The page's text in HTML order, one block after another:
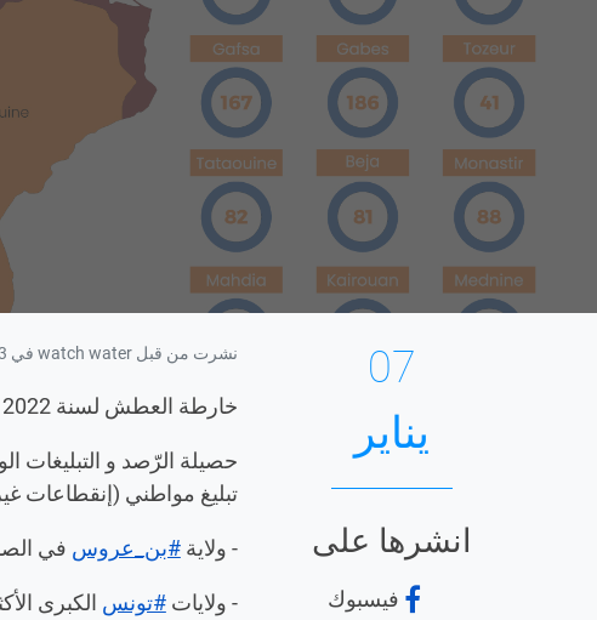
07
يناير
انشرها على
فيسبوك
نشرت من قبل watch water في 07/01/2023 - 3:30 م
خارطة العطش لسنة 2022
حصيلة الرّصد و التبليغات
تبليغ مواطني (إنقطاعات
- ولاية#بن_عروس في الصدارة بـ
- ولايات#تونس